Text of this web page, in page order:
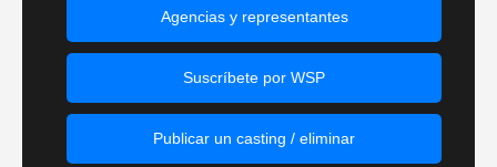
Agencias y representantes
Suscríbete por WSP
Publicar un casting / eliminar